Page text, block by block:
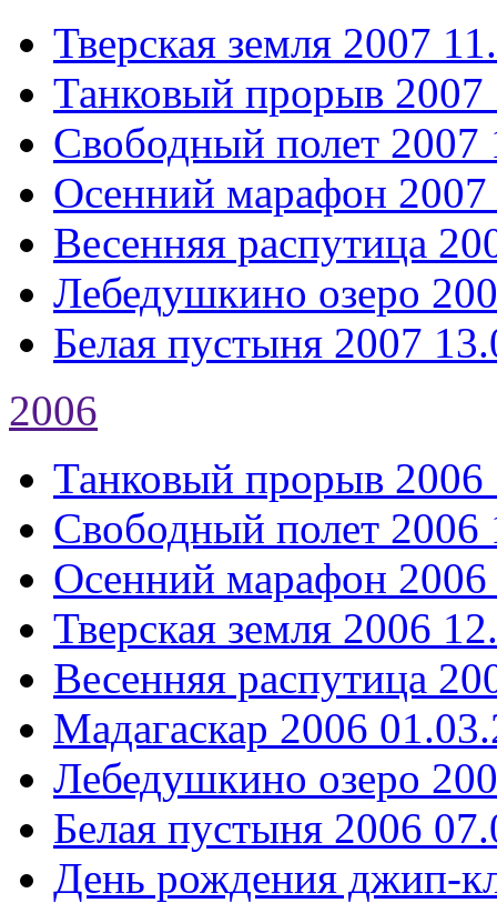
Тверская земля 2007
Танковый прорыв 2007
Свободный полет 2007
Осенний марафон 2007
Весенняя распутица
Лебедушкино озеро
Белая пустыня 2007
2006
Танковый прорыв 2006
Свободный полет 2006
Осенний марафон 2006
Тверская земля 2006
Весенняя распутица
Мадагаскар 2006
Лебедушкино озеро
Белая пустыня 2006
День рождения джип-